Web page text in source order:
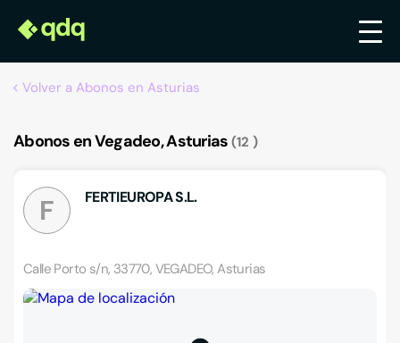
Volver a Abonos en Asturias
Abonos en Vegadeo, Asturias 12
F FERTIEUROPA S.L.
Calle Porto s/n, 33770, VEGADEO, Asturias